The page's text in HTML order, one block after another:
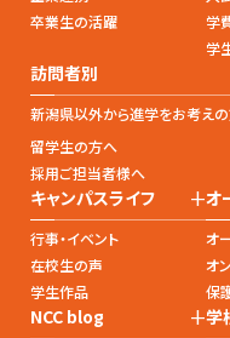
卒業生の活躍
学
学
訪問者別
新潟県以外から進学をお考え
留学生の方へ
採用ご担当者様へ
キャンパスライフ +
行事・イベント
在校生の声
学生作品
オ
オ
オ
保
NCC blog +学